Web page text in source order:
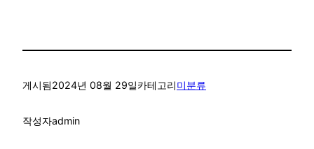
게시됨2024년 08월 29일카테고리미분류
작성자admin